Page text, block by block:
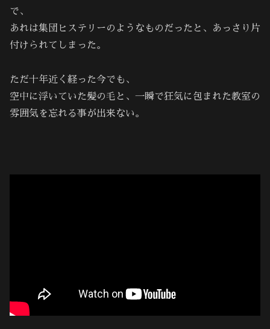
で、
あれは集団ヒステリーのようなものだったと、あっさり片
付けられてしまった。
ただ十年近く経った今でも、
空中に浮いていた髪の毛と、一瞬で狂気に包まれた教室の
雰囲気を忘れる事が出来ない。